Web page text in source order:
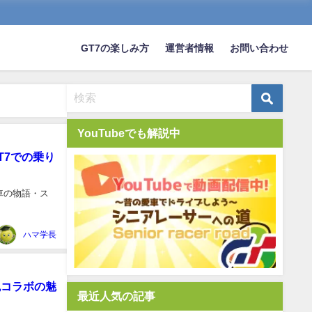
GT7の楽しみ方 運営者情報 お問い合わせ
での乗り
の物語・ス
ハマ学長
ラボの魅
YouTubeでも解説中
最近人気の記事